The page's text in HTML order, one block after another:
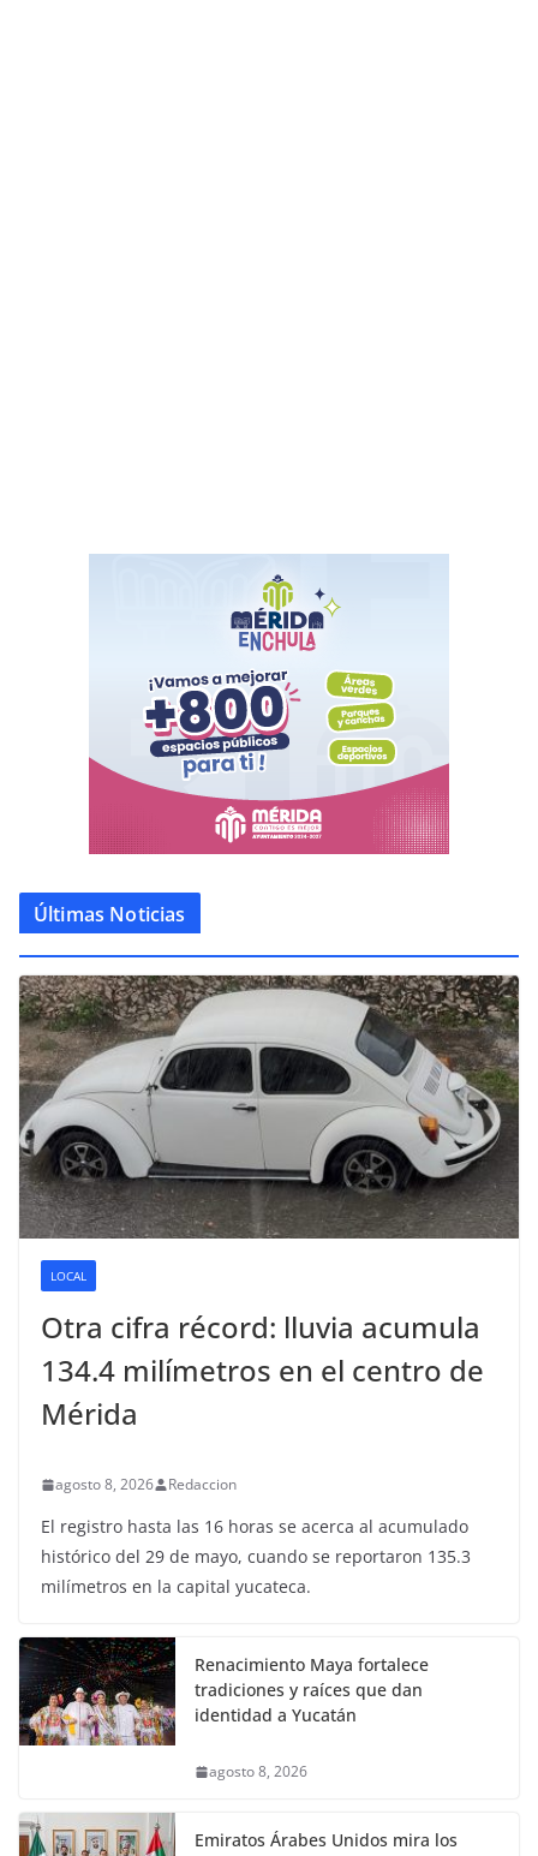
Últimas Noticias
LOCAL
Otra cifra récord: lluvia acumula
134.4 milímetros en el centro de
Mérida
agosto 8, 2026 Redaccion
El registro hasta las 16 horas se acerca al acumulado
histórico del 29 de mayo, cuando se reportaron 135.3
milímetros en la capital yucateca.
Renacimiento Maya fortalece
tradiciones y raíces que dan
identidad a Yucatán
agosto 8, 2026
Emiratos Árabes Unidos mira los